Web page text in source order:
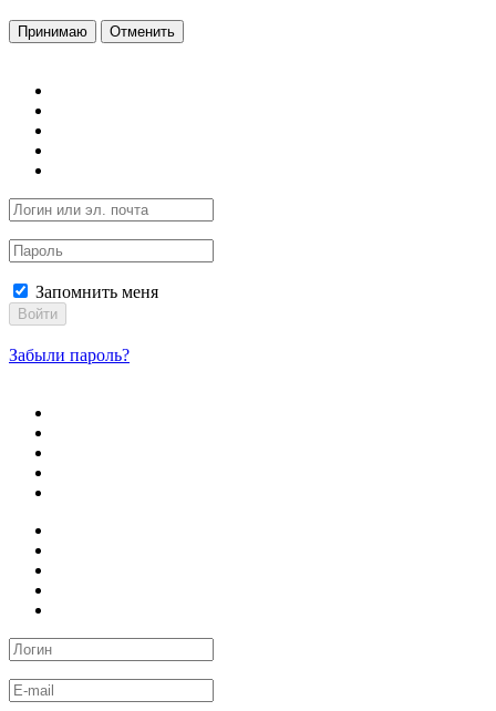
Принимаю Отменить
Запомнить меня
Войти
Забыли пароль?